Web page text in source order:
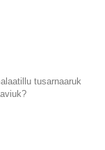
tusarnaaruk